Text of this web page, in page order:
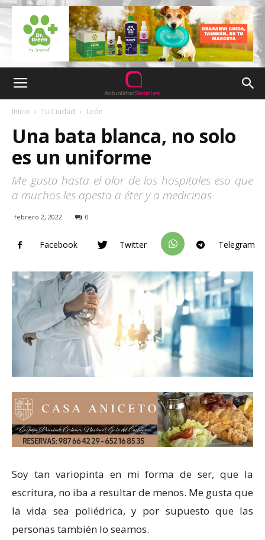
Inicio Tu Ciudad León
Una bata blanca, no solo
es un uniforme
Me gusta hasta el olor de los hospitales eso que
a muchos les apesta a éter y a medicinas
febrero 2, 2022 0
Facebook Twitter Telegram
Soy tan variopinta en mi forma de ser, que la
escritura, no iba a resultar de menos. Me gusta que
la vida sea poliédrica, y por supuesto que las
personas también lo seamos.